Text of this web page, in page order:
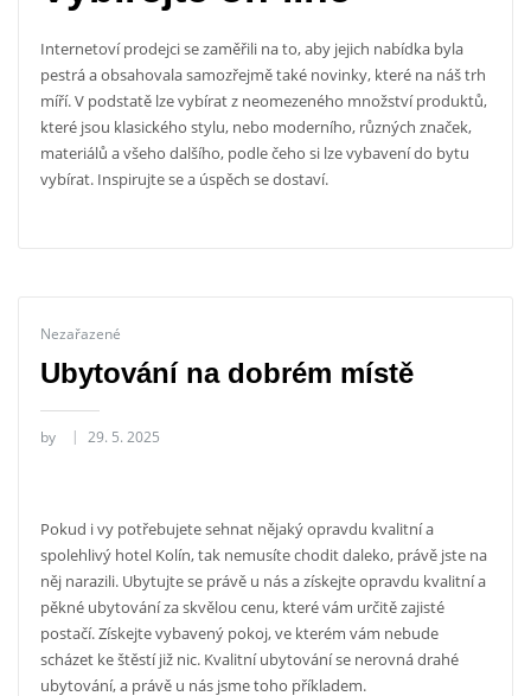
Internetoví prodejci se zaměřili na to, aby jejich nabídka byla
pestrá a obsahovala samozřejmě také novinky, které na náš trh
míří. V podstatě lze vybírat z neomezeného množství produktů,
které jsou klasického stylu, nebo moderního, různých značek,
materiálů a všeho dalšího, podle čeho si lze vybavení do bytu
vybírat. Inspirujte se a úspěch se dostaví.
Nezařazené
Ubytování na dobrém místě
by 29. 5. 2025
Pokud i vy potřebujete sehnat nějaký opravdu kvalitní a
spolehlivý hotel Kolín, tak nemusíte chodit daleko, právě jste na
něj narazili. Ubytujte se právě u nás a získejte opravdu kvalitní a
pěkné ubytování za skvělou cenu, které vám určitě zajisté
postačí. Získejte vybavený pokoj, ve kterém vám nebude
scházet ke štěstí již nic. Kvalitní ubytování se nerovná drahé
ubytování, a právě u nás jsme toho příkladem.